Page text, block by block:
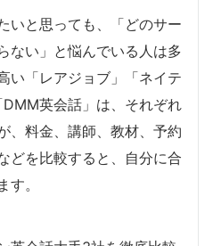
いと思っても、「どのサー
ない」と悩んでいる人は多
い「レアジョブ」「ネイテ
英会話」は、それぞれ
、料金、講師、教材、予約
どを比較すると、自分に合
。